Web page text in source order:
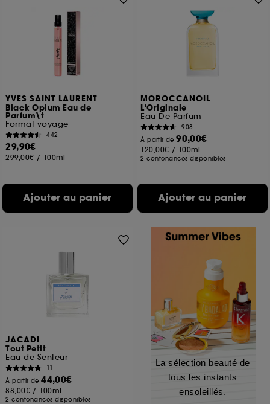
YVES SAINT LAURENT
Black Opium Eau de
Parfum\t
Format voyage
442
29,90€
299,00€ / 100ml
Ajouter au panier
MOROCCANOIL
L'Originale
Eau De Parfum
908
À partir de90,00€
120,00€ / 100ml
2 contenances disponibles
Ajouter au panier
JACADI
Tout Petit
Eau de Senteur
11
À partir de44,00€
88,00€ / 100ml
2 contenances disponibles
La sélection beauté de
tous les instants
ensoleillés.